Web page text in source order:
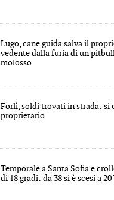
Lugo, cane guida salva il
vedente dalla furia di un
molosso
Forlì, soldi trovati in strada: si
proprietario
Temporale a Santa Sofia e
di 18 gradi: da 38 si è scesi a